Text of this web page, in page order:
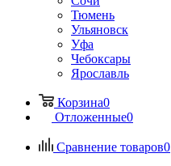
Тюмень
Ульяновск
Уфа
Чебоксары
Ярославль
Корзина0
Отложенные0
Сравнение товаров0